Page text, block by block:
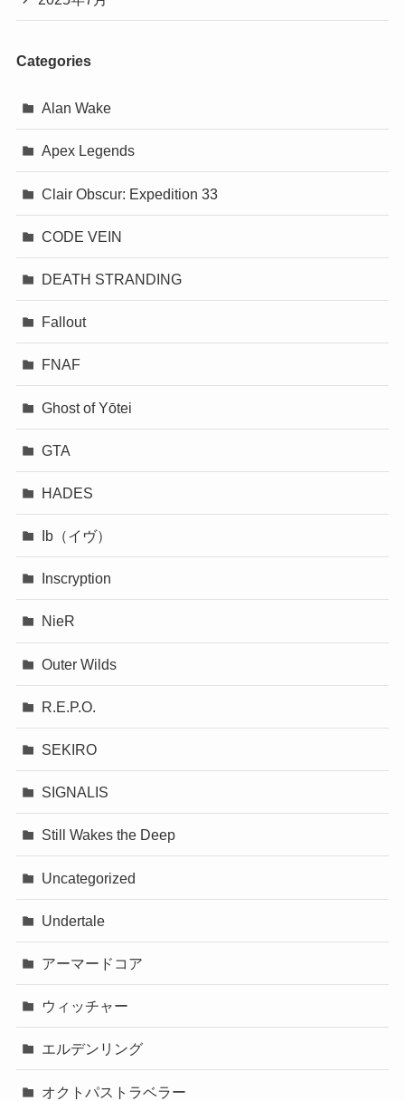
Categories
Alan Wake
Apex Legends
Clair Obscur: Expedition 33
CODE VEIN
DEATH STRANDING
Fallout
FNAF
Ghost of Yōtei
GTA
HADES
Ib（イヴ）
Inscryption
NieR
Outer Wilds
R.E.P.O.
SEKIRO
SIGNALIS
Still Wakes the Deep
Uncategorized
Undertale
アーマードコア
ウィッチャー
エルデンリング
オクトパストラベラー